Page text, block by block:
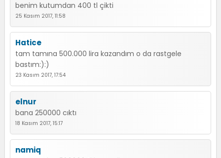
benim kutumdan 400 tl çikti
25 Kasım 2017, 11:58
Hatice
tam tamına 500.000 lira kazandım o da rastgele
bastım:):)
23 Kasım 2017, 17:54
elnur
bana 250000 cıktı
18 Kasım 2017, 15:17
namiq